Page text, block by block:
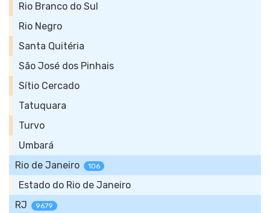
Rio Branco do Sul
Rio Negro
Santa Quitéria
São José dos Pinhais
Sítio Cercado
Tatuquara
Turvo
Umbará
Rio de Janeiro
106
Estado do Rio de Janeiro
RJ
9679